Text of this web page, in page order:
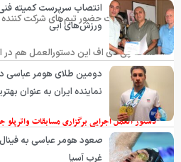
لازم بذکر است حضور تیم‌های شرکت کننده
نسخه پی دی اف این دستورالعمل هم در
دستور العمل اجرایی برگزاری مسابقات واترپلو جام
مقدمه:
انتصاب سرپرست کمیته فنی
ورزش‌های آبی
دومین طلای هومر عباسی
نماینده ایران به عنوان
غرب آسیا